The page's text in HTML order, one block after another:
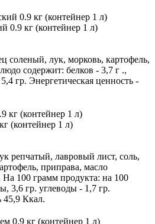
0.9 кг (контейнер 1 л)
соленый, лук, морковь, картофель,
содержит: белков - 3,7 г .,
гр. Энергетическая ценность -
(контейнер 1 л)
репчатый, лавровый лист, соль,
приправа, масло
На 100 грамм продукта: на 100
3,6 гр. углеводы - 1,7 гр.
45,9 Ккал.